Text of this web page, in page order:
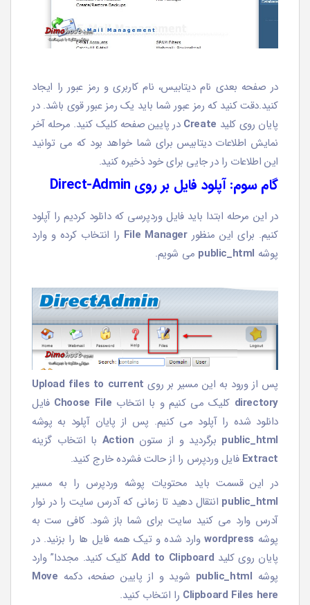
در صفحه بعدی نام دیتابیس، نام کاربری و رمز عبور را ایجاد
کنید.دقت کنید که رمز عبور شما باید یک رمز عبور قوی باشد. در
پایان روی کلید Create در پایین صفحه کلیک کنید. مرحله آخر
نمایش اطلاعات دیتابیس برای شما خواهد بود که می توانید
این اطلاعات را در جایی برای خود ذخیره کنید.
گام سوم: آپلود فایل بر روی Direct-Admin
در این مرحله ابتدا باید فایل وردپرسی که دانلود کردیم را آپلود
کنیم. برای این منظورFile Manager را انتخاب کرده و وارد
پوشه public_html می شویم.
پس از ورود به این مسیر بر روی Upload files to current
directory کلیک می کنیم و با انتخاب Choose File فایل
دانلود شده را آپلود می کنیم. پس از پایان آپلود به پوشه
public_html برگردید و از ستون Action با انتخاب گزینه
Extract فایل وردپرس را از حالت فشرده خارج کنید.
در این قسمت باید محتویات پوشه وردپرس را به مسیر
public_html انتقال دهید تا زمانی که آدرس سایت را در نوار
آدرس وارد می کنید سایت برای شما باز شود. کافی ست به
پوشه wordpressوارد شده و تیک همه فایل ها را بزنید. در
پایان روی کلید Add to Clipboard کلیک کنید. مجددا” وارد
پوشه public_html شوید و از پایین صفحه، دکمه Move
Clipboard Files here را انتخاب کنید.